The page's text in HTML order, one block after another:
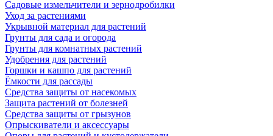
Садовые измельчители и зернодробилки
Уход за растениями
Укрывной материал для растений
Грунты для сада и огорода
Грунты для комнатных растений
Удобрения для растений
Горшки и кашпо для растений
Ёмкости для рассады
Средства защиты от насекомых
Защита растений от болезней
Средства защиты от грызунов
Опрыскиватели и аксессуары